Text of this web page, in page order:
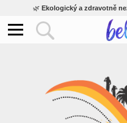
🌿 Ekologický a zdravotně
Inovativní výroba
Rychlé
🛒Eshop s tradicí od roku